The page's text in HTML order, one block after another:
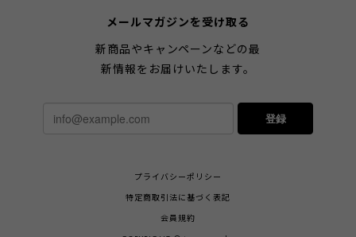
メールマガジンを受け取る
新商品やキャンペーンなどの最
新情報をお届けいたします。
登録
プライバシーポリシー
特定商取引法に基づく表記
会員規約